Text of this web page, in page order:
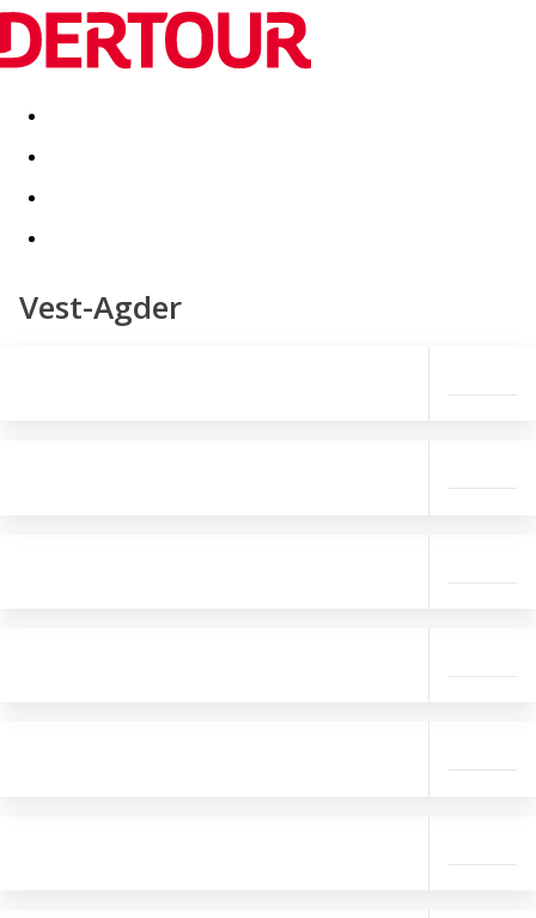
Destinatii Vacanta perfecta OFERTE DE NERATAT
Vest-Agder